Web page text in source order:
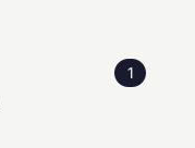
1